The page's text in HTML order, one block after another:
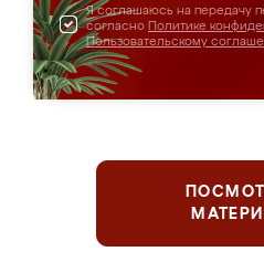
Я соглашаюсь на передачу
согласно Политике
Пользовательскому